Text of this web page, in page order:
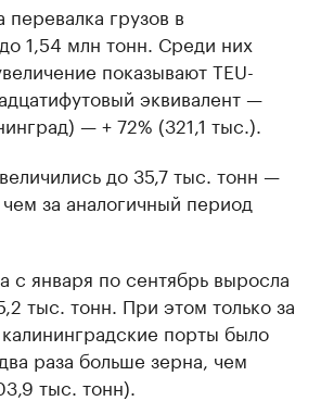
грузов в
1,54 млн тонн. Среди них
показывают TEU-
эквивалент —
— + 72% (321,1 тыс.).
до 35,7 тыс. тонн —
за аналогичный период
с января по сентябрь выросла
тыс. тонн. При этом только за
порты было
раза больше зерна, чем
тыс. тонн).